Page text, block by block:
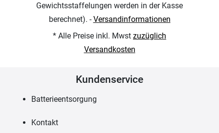
Gewichtsstaffelungen werden in der Kasse
berechnet). -Versandinformationen
* Alle Preise inkl. Mwst zuzüglich
Versandkosten
Kundenservice
Batterieentsorgung
Kontakt